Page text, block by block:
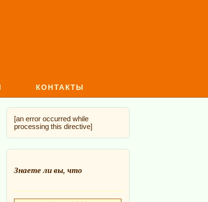
КОНТАКТЫ
[an error occurred while
processing this directive]
Знаете ли вы, что